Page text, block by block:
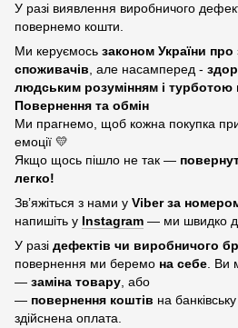
У разі виявлення виробничого
повернемо кошти.
Ми керуємось законом України про
споживачів , але насамперед -
людським розумінням і турботою
Повернення та обмін
Ми прагнемо, щоб кожна покупка
емоції 💛
Якщо щось пішло не так —
легко!
Зв’яжіться з нами у Viber за
напишіть у Instagram — ми швидко
У разі дефектів чи виробничого
повернення ми беремо на себе . Ви
— заміна товару , або
— повернення коштів на
здійснена оплата.